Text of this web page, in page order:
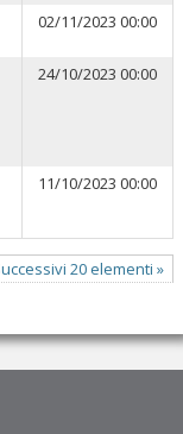
02/11/2023 00:00
24/10/2023 00:00
11/10/2023 00:00
20 elementi »